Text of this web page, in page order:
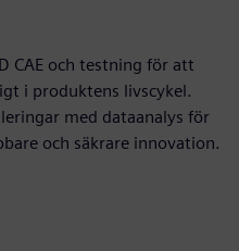
CAE och testning för att
i produktens livscykel.
med dataanalys för
och säkrare innovation.